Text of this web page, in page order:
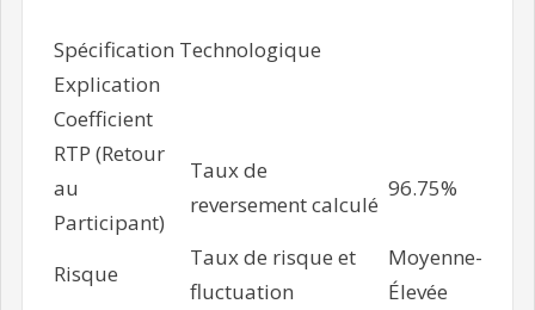
Spécification Technologique
Explication
Coefficient
RTP (Retour
au
Participant)
Taux de
reversement calculé
96.75%
Risque
Taux de risque et
fluctuation
Moyenne-
Élevée